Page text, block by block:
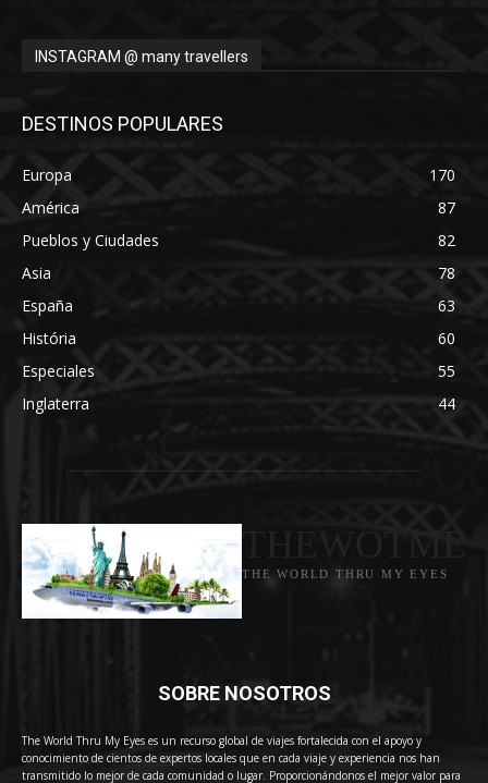
INSTAGRAM @ many travellers
DESTINOS POPULARES
Europa
170
América
87
Pueblos y Ciudades
82
Asia
78
España
63
História
60
Especiales
55
Inglaterra
44
THE WORLD THRU MY EYES
SOBRE NOSOTROS
The World Thru My Eyes es un recurso global de viajes fortalecida con el apoyo y
conocimiento de cientos de expertos locales que en cada viaje y experiencia nos han
transmitido lo mejor de cada comunidad o lugar. Proporcionándonos el mejor valor para